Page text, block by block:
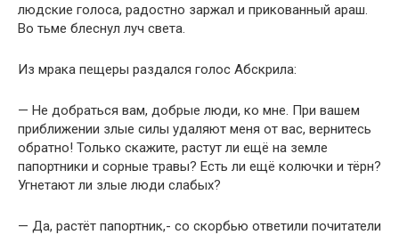
людские голоса, радостно заржал и прикованный араш.
Во тьме блеснул луч света.
Из мрака пещеры раздался голос Абскрила:
— Не добраться вам, добрые люди, ко мне. При вашем
приближении злые силы удаляют меня от вас, вернитесь
обратно! Только скажите, растут ли ещё на земле
папортники и сорные травы? Есть ли ещё колючки и тёрн?
Угнетают ли злые люди слабых?
— Да, растёт папортник,- со скорбью ответили почитатели